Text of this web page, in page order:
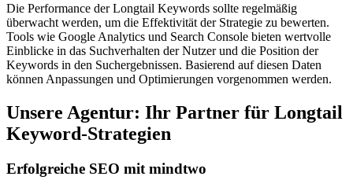
Die Performance der Longtail Keywords sollte regelmäßig
überwacht werden, um die Effektivität der Strategie zu bewerten.
Tools wie Google Analytics und Search Console bieten wertvolle
Einblicke in das Suchverhalten der Nutzer und die Position der
Keywords in den Suchergebnissen. Basierend auf diesen Daten
können Anpassungen und Optimierungen vorgenommen werden.
Unsere Agentur: Ihr Partner für Longtail
Keyword-Strategien
Erfolgreiche SEO mit mindtwo